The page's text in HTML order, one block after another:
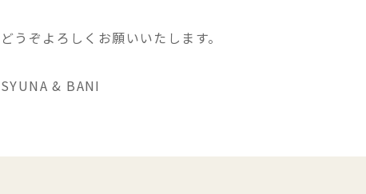
どうぞよろしくお願いいたします。
SYUNA & BANI